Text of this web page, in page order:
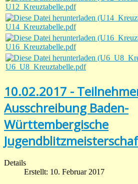
U12_Kreuztabelle.pdf
U14_Kreuztabelle.pdf
U16_Kreuztabelle.pdf
U6_U8_Kreuztabelle.pdf
10.02.2017 -
Ausschreibung Baden-
Württembergische
Details
Erstellt: 10. Februar 2017